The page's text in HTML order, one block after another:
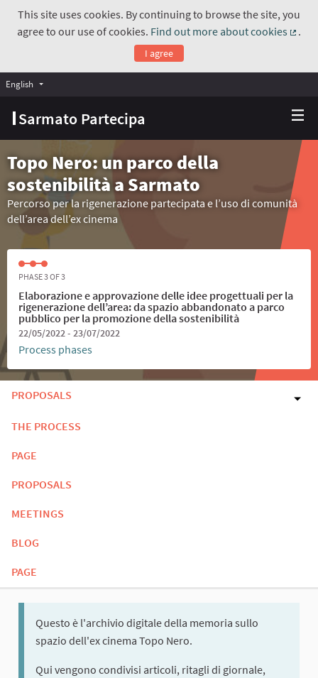
This site uses cookies. By continuing to browse the site, you
agree to our use of cookies. Find out more about cookies
.
I agree
Sarmato Partecipa
English Choose language
Topo Nero: un parco della
sostenibilità a Sarmato
Percorso per la rigenerazione partecipata e l’uso di comunità
dell’area dell’ex cinema
PHASE 3 OF 3
Elaborazione e approvazione delle idee progettuali per la
rigenerazione dell’area: da spazio abbandonato a parco
pubblico per la promozione della sostenibilità
22/05/2022 - 23/07/2022
Process phases
PROPOSALS
THE PROCESS
PAGE
PROPOSALS
MEETINGS
BLOG
PAGE
Questo è l'archivio digitale della memoria sullo
spazio dell'ex cinema Topo Nero.
Qui vengono condivisi articoli, ritagli di giornale,